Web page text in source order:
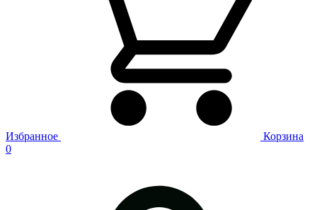
Избранное
Корзина
0